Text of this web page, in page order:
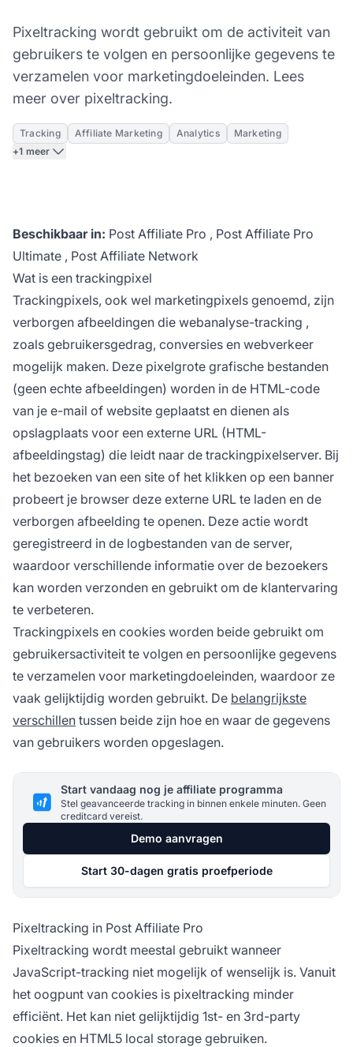
Pixeltracking wordt gebruikt om de activiteit van
gebruikers te volgen en persoonlijke gegevens te
verzamelen voor marketingdoeleinden. Lees
meer over pixeltracking.
Tracking Affiliate Marketing Analytics
Marketing
+1 meer
Beschikbaar in: Post Affiliate Pro , Post Affiliate Pro
Ultimate , Post Affiliate Network
Wat is een trackingpixel
Trackingpixels, ook wel marketingpixels genoemd, zijn
verborgen afbeeldingen die webanalyse-tracking ,
zoals gebruikersgedrag, conversies en webverkeer
mogelijk maken. Deze pixelgrote grafische bestanden
(geen echte afbeeldingen) worden in de HTML-code
van je e-mail of website geplaatst en dienen als
opslagplaats voor een externe URL (HTML-
afbeeldingstag) die leidt naar de trackingpixelserver. Bij
het bezoeken van een site of het klikken op een banner
probeert je browser deze externe URL te laden en de
verborgen afbeelding te openen. Deze actie wordt
geregistreerd in de logbestanden van de server,
waardoor verschillende informatie over de bezoekers
kan worden verzonden en gebruikt om de klantervaring
te verbeteren.
Trackingpixels en cookies worden beide gebruikt om
gebruikersactiviteit te volgen en persoonlijke gegevens
te verzamelen voor marketingdoeleinden, waardoor ze
vaak gelijktijdig worden gebruikt. De belangrijkste
verschillen tussen beide zijn hoe en waar de gegevens
van gebruikers worden opgeslagen.
Start vandaag nog je affiliate programma
Stel geavanceerde tracking in binnen enkele minuten. Geen
creditcard vereist.
Demo aanvragen
Start 30-dagen gratis proefperiode
Pixeltracking in Post Affiliate Pro
Pixeltracking wordt meestal gebruikt wanneer
JavaScript-tracking niet mogelijk of wenselijk is. Vanuit
het oogpunt van cookies is pixeltracking minder
efficiënt. Het kan niet gelijktijdig 1st- en 3rd-party
cookies en HTML5 local storage gebruiken.